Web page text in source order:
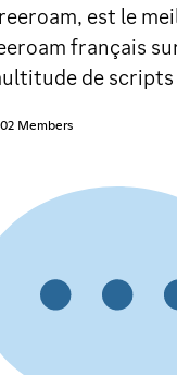
est le
français
de
Members